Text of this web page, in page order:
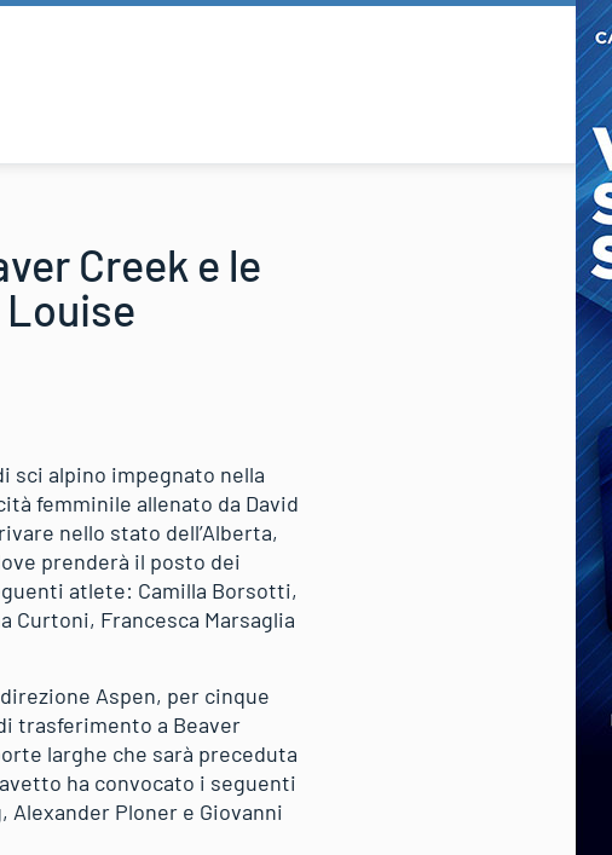
Creek e le
sci alpino impegnato nella
femminile allenato da David
nello stato dell’Alberta,
prenderà il posto dei
atlete: Camilla Borsotti,
Curtoni, Francesca Marsaglia
Aspen, per cinque
trasferimento a Beaver
larghe che sarà preceduta
ha convocato i seguenti
Alexander Ploner e Giovanni